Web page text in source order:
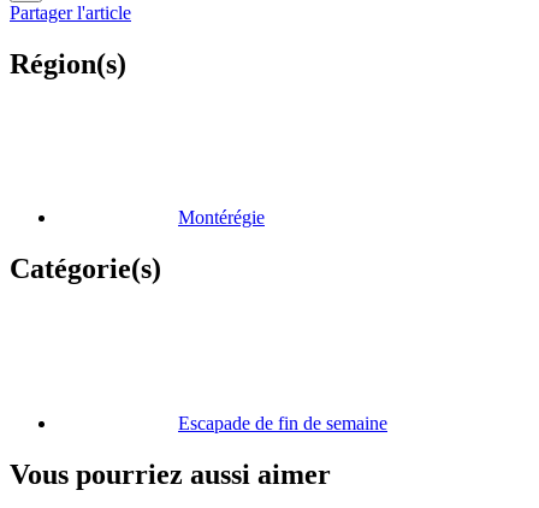
Partager l'article
Région(s)
Montérégie
Catégorie(s)
Escapade de fin de semaine
Vous pourriez aussi aimer